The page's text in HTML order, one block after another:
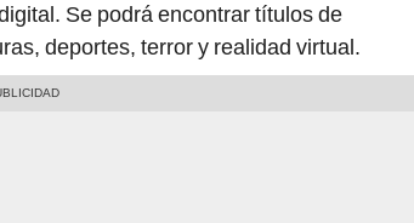
Se podrá encontrar títulos de
deportes, terror y realidad virtual.